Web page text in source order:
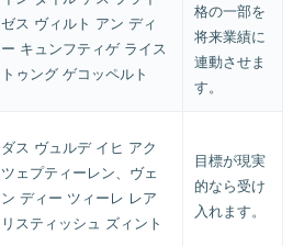
ゼス ヴィルト アン ディ
ー キュンフティゲ ライス
トゥング ゲコッペルト
格の一部を
将来業績に
連動させま
す。
ダス ヴュルデ イヒ アク
ツェプティーレン、ヴェ
ン ディー ツィーレ レア
リスティッシュ ズィント
目標が現実
的なら受け
入れます。